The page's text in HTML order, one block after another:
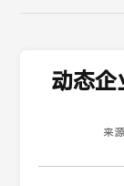
动态企
来源